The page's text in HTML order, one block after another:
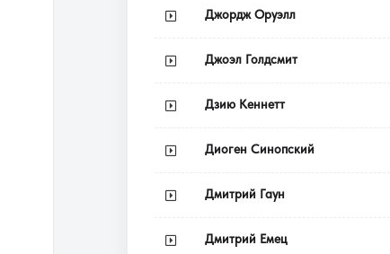
Джордж Оруэлл
Джоэл Голдсмит
Дзию Кеннетт
Диоген Синопский
Дмитрий Гаун
Дмитрий Емец